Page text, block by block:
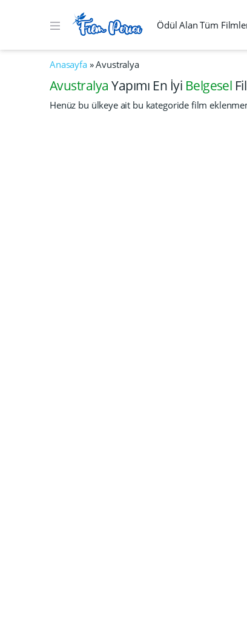
Ödül Alan Tüm
Anasayfa»Avustralya
Avustralya Yapımı En İyi Belgesel
Henüz bu ülkeye ait bu kategoride film